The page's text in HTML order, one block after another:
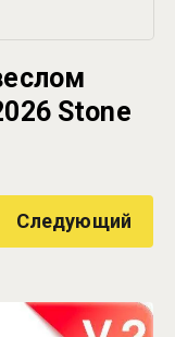
Stone
Следующий